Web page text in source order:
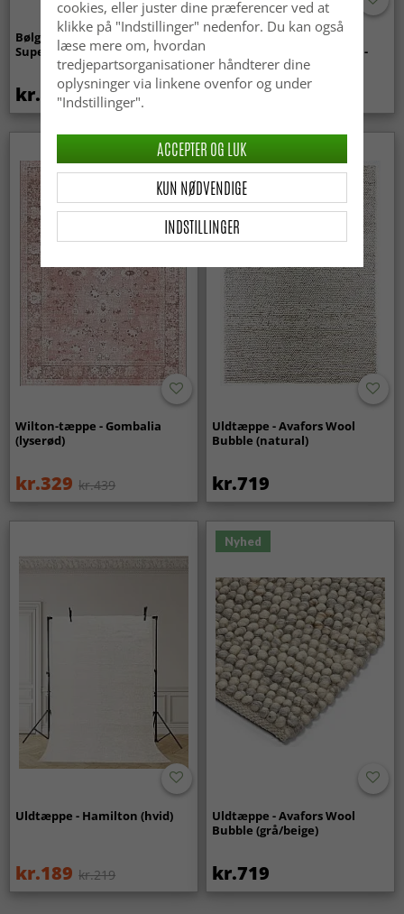
Bølget ryatæppe - Aranga
Super Soft Fur (beige)
kr.369
Tæpper til
indendørs/udendørs brug -
Arlo (beige)
kr.439
Wilton-tæppe - Gombalia
(lyserød)
kr.329 kr.439
Uldtæppe - Avafors Wool
Bubble (natural)
kr.719
Uldtæppe - Hamilton (hvid)
kr.189 kr.219
Nyhed
Uldtæppe - Avafors Wool
Bubble (grå/beige)
kr.719
cookies, eller juster dine præferencer ved at
klikke på "Indstillinger" nedenfor. Du kan også
læse mere om, hvordan
tredjepartsorganisationer håndterer dine
oplysninger via linkene ovenfor og under
"Indstillinger".
INDSTILLINGER
KUN NØDVENDIGE
ACCEPTER OG LUK